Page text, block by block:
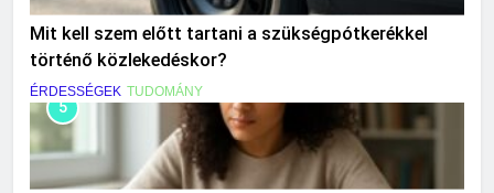
Mit kell szem előtt tartani a szükségpótkerékkel
történő közlekedéskor?
ÉRDESSÉGEK TUDOMÁNY
5